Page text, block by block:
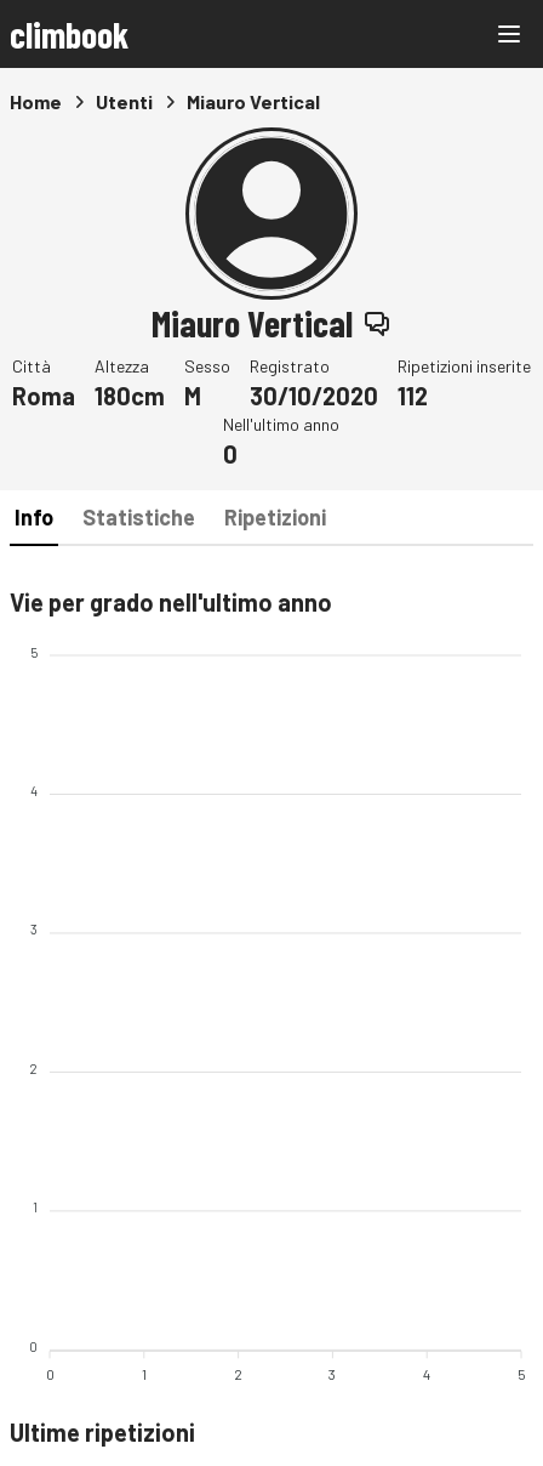
climbook
Home Utenti Miauro Vertical
Miauro Vertical
Città
Roma
Altezza
180cm
Sesso
M
Registrato
30/10/2020
Ripetizioni inserite
112
Nell'ultimo anno
0
Info Statistiche Ripetizioni
Vie per grado nell'ultimo anno
5
4
3
2
1
0
0 1 2 3 4 5
Ultime ripetizioni